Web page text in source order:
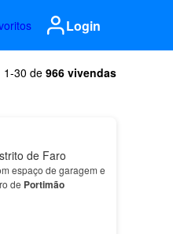
Login
1-30 de 966 vivendas
de Faro
espaço de garagem e
de Portimão